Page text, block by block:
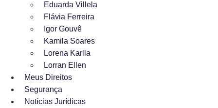
Eduarda Villela
Flávia Ferreira
Igor Gouvê
Kamila Soares
Lorena Karlla
Lorran Ellen
Meus Direitos
Segurança
Notícias Jurídicas